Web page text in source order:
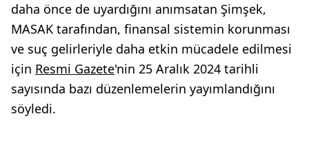
daha önce de uyardığını anımsatan Şimşek,
MASAK tarafından, finansal sistemin korunması
ve suç gelirleriyle daha etkin mücadele edilmesi
için Resmi Gazete'nin 25 Aralık 2024 tarihli
sayısında bazı düzenlemelerin yayımlandığını
söyledi.